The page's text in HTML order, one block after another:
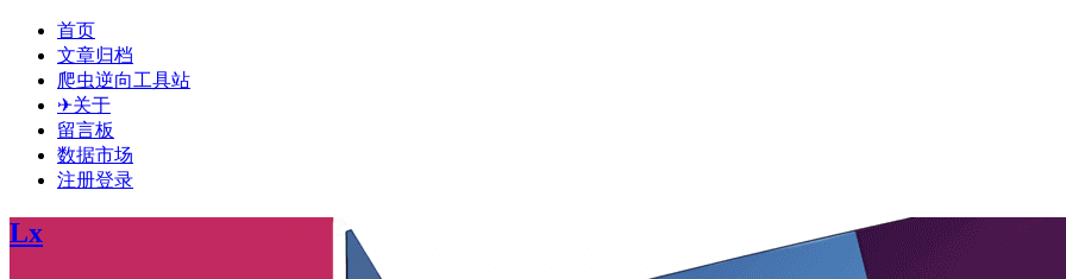
首页
文章归档
爬虫逆向工具站
✈关于
留言板
数据市场
注册登录
Lx